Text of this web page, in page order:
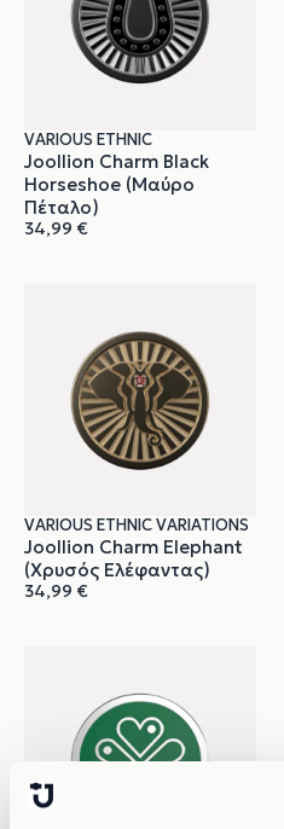
VARIOUS ETHNIC
Joollion Charm Black
Horseshoe (Μαύρο
Πέταλο)
34,99 €
VARIOUS ETHNIC VARIATIONS
Joollion Charm Elephant
(Χρυσός Ελέφαντας)
34,99 €